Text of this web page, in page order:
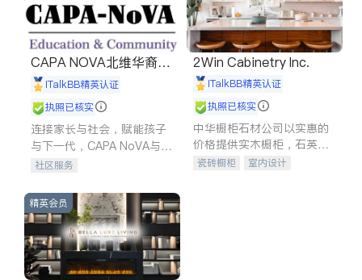
CAPA NOVA北维华裔家
长会iTalkBB精英认证
执照已核实
连接家长与社会，赋能孩子
与下一代，CAPA NoVA与您
携手建设包容、公平、充满
社区服务
2Win Cabinetry Inc.
iTalkBB精英认证
执照已核实
中华橱柜石材公司以实惠的
价格提供实木橱柜，石英石
台面，多种优质不锈钢水
瓷砖橱柜
室内设计
精英会员